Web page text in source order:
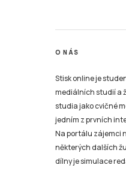
O NÁS
Stisk online je
mediálních studií a
studia jako cvičné
jedním z prvních
Na portálu zájemci
některých dalších
dílny je simulace